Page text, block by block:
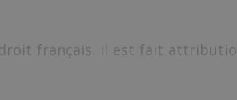
français. Il est fait